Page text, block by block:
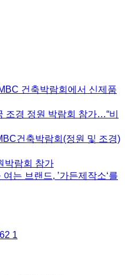
건축박람회에서 신제품
조경 정원 박람회 참가…“비
건축박람회(정원 및 조경)
박람회 참가
는 브랜드, ’가든제작소‘를